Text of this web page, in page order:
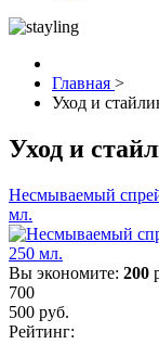
Главная >
Уход и
Уход и
Несмываемый
мл.
Вы экономите: 200
700
500 руб.
Рейтинг: